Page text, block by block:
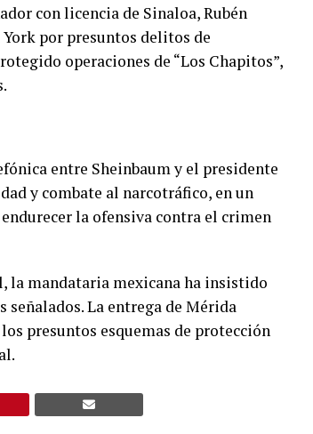
con licencia de Sinaloa, Rubén
por presuntos delitos de
operaciones de “Los Chapitos”,
entre Sheinbaum y el presidente
y combate al narcotráfico, en un
la ofensiva contra el crimen
la mandataria mexicana ha insistido
señalados. La entrega de Mérida
presuntos esquemas de protección